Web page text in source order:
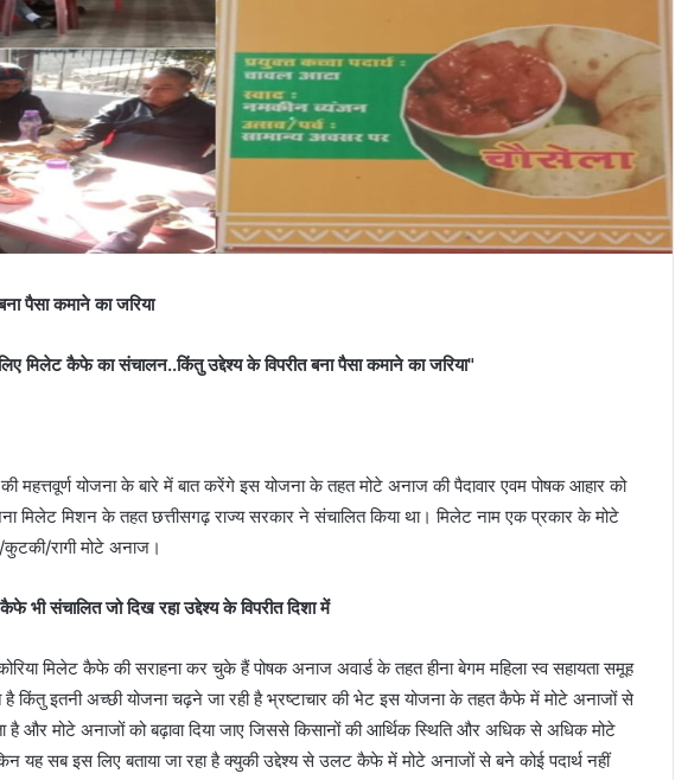
पैसा कमाने का जरिया
मिलेट कैफे का संचालन..किंतु उद्देश्य के विपरीत बना पैसा कमाने का जरिया"
योजना के बारे में बात करेंगे इस योजना के तहत मोटे अनाज की पैदावार एवम पोषक आहार को
मिलेट मिशन के तहत छत्तीसगढ़ राज्य सरकार ने संचालित किया था। मिलेट नाम एक प्रकार के मोटे
रागी मोटे अनाज।
भी संचालित जो दिख रहा उद्देश्य के विपरीत दिशा में
मिलेट कैफे की सराहना कर चुके हैं पोषक अनाज अवार्ड के तहत हीना बेगम महिला स्व सहायता समूह
है किंतु इतनी अच्छी योजना चढ़ने जा रही है भ्रष्टाचार की भेट इस योजना के तहत कैफे में मोटे अनाजों से
है और मोटे अनाजों को बढ़ावा दिया जाए जिससे किसानों की आर्थिक स्थिति और अधिक से अधिक मोटे
यह सब इस लिए बताया जा रहा है क्युकी उद्देश्य से उलट कैफे में मोटे अनाजों से बने कोई पदार्थ नहीं